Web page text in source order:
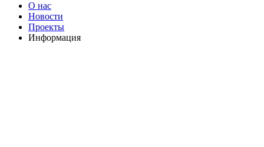
О нас
Новости
Проекты
Информация